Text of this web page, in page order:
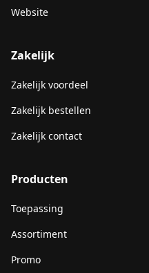
Website
Zakelijk
Zakelijk voordeel
Zakelijk bestellen
Zakelijk contact
Producten
Toepassing
Assortiment
Promo